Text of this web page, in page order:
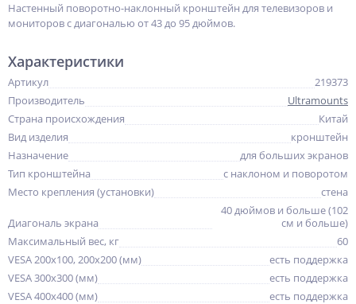
Настенный поворотно-наклонный кронштейн для телевизоров и
мониторов с диагональю от 43 до 95 дюймов.
Характеристики
Артикул
219373
Производитель
Ultramounts
Страна происхождения
Китай
Вид изделия
кронштейн
Назначение
для больших экранов
Тип кронштейна
с наклоном и поворотом
Место крепления (установки)
стена
Диагональ экрана
40 дюймов и больше (102
см и больше)
Максимальный вес, кг
60
VESA 200x100, 200x200 (мм)
есть поддержка
VESA 300x300 (мм)
есть поддержка
VESA 400x400 (мм)
есть поддержка